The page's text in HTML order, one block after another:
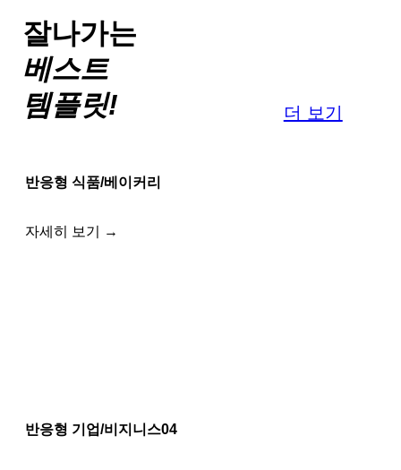
잘나가는
베스트
템플릿!
더 보기
반응형 식품/베이커리
자세히 보기 →
반응형 기업/비지니스04